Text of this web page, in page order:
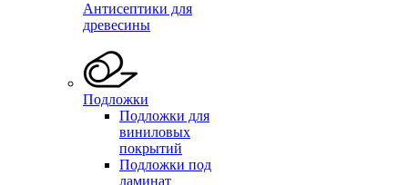
Антисептики для
древесины
Подложки
Подложки для
виниловых
покрытий
Подложки под
ламинат